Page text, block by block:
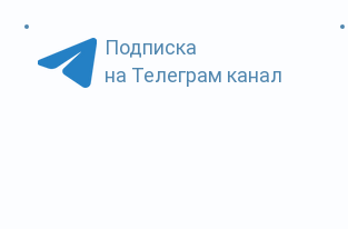
Подписка
на Телеграм канал